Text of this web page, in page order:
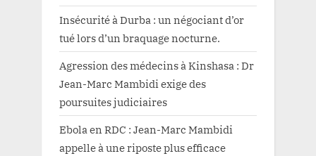
Insécurité à Durba : un négociant d’or
tué lors d’un braquage nocturne.
Agression des médecins à Kinshasa : Dr
Jean-Marc Mambidi exige des
poursuites judiciaires
Ebola en RDC : Jean-Marc Mambidi
appelle à une riposte plus efficace